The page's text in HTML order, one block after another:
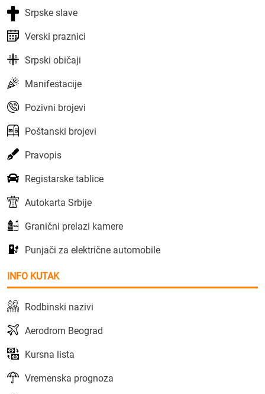
Srpske slave
Verski praznici
Srpski običaji
Manifestacije
Pozivni brojevi
Poštanski brojevi
Pravopis
Registarske tablice
Autokarta Srbije
Granični prelazi kamere
Punjači za električne automobile
INFO KUTAK
Rodbinski nazivi
Aerodrom Beograd
Kursna lista
Vremenska prognoza